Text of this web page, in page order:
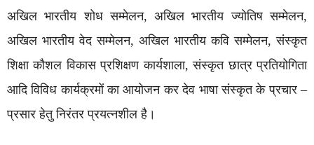
अखिल भारतीय शोध सम्मेलन, अखिल भारतीय ज्योतिष सम्मेलन,
अखिल भारतीय वेद सम्मेलन, अखिल भारतीय कवि सम्मेलन, संस्कृत
शिक्षा कौशल विकास प्रशिक्षण कार्यशाला, संस्कृत छात्र प्रतियोगिता
आदि विविध कार्यक्रमों का आयोजन कर देव भाषा संस्कृत के प्रचार –
प्रसार हेतु निरंतर प्रयत्नशील है।